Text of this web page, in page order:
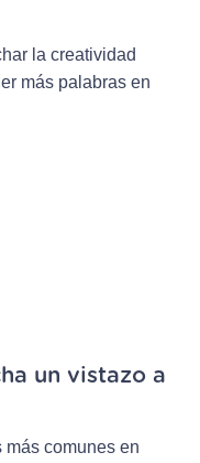
la creatividad
más palabras en
un vistazo a
más comunes en